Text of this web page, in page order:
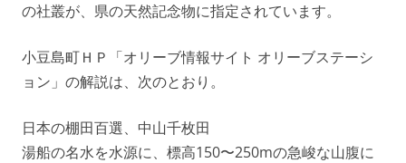
の社叢が、県の天然記念物に指定されています。
小豆島町ＨＰ「オリーブ情報サイト オリーブステーシ
ョン」の解説は、次のとおり。
日本の棚田百選、中山千枚田
湯船の名水を水源に、標高150〜250mの急峻な山腹に